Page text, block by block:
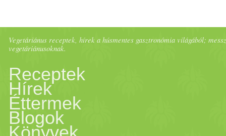
Vegetáriánus receptek, hírek a húsmentes gasztronómia világából;
vegetáriánusoknak.
Receptek
Hírek
Éttermek
Blogok